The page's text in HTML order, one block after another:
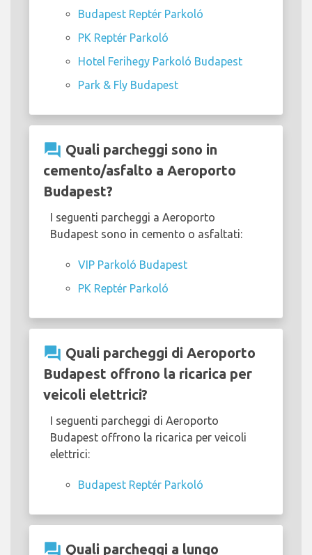
Budapest Reptér Parkoló
PK Reptér Parkoló
Hotel Ferihegy Parkoló Budapest
Park & Fly Budapest
question_answer Quali parcheggi sono in
cemento/asfalto a Aeroporto
Budapest?
I seguenti parcheggi a Aeroporto
Budapest sono in cemento o asfaltati:
VIP Parkoló Budapest
PK Reptér Parkoló
question_answer Quali parcheggi di Aeroporto
Budapest offrono la ricarica per
veicoli elettrici?
I seguenti parcheggi di Aeroporto
Budapest offrono la ricarica per veicoli
elettrici:
Budapest Reptér Parkoló
question_answer Quali parcheggi a lungo